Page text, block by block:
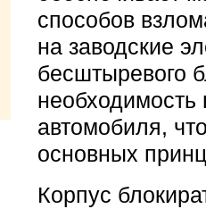
способов
на заводские
бесштыревого
необходимость
автомобиля,
основных
Корпус